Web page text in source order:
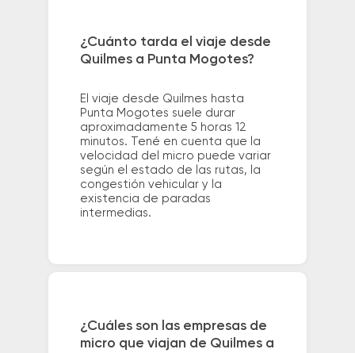
¿Cuánto tarda el viaje desde
Quilmes a Punta Mogotes?
El viaje desde Quilmes hasta
Punta Mogotes suele durar
aproximadamente 5 horas 12
minutos. Tené en cuenta que la
velocidad del micro puede variar
según el estado de las rutas, la
congestión vehicular y la
existencia de paradas
intermedias.
¿Cuáles son las empresas de
micro que viajan de Quilmes a